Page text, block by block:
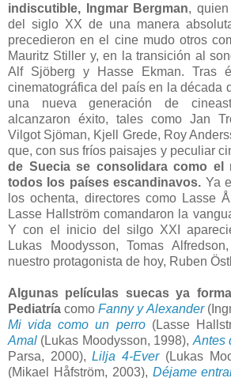
indiscutible, Ingmar Bergman,
del siglo XX de una manera
precedieron en el cine mudo otros
Mauritz Stiller y, en la transición al
Alf Sjöberg y Hasse Ekman. Tras
cinematográfica del país en la década
una nueva generación de
alcanzaron éxito, tales como Jan
Vilgot Sjöman, Kjell Grede, Roy
que, con sus fríos paisajes y peculiar
de Suecia se consolidara como el
todos los países escandinavos. Ya
los ochenta, directores como Lasse
Lasse Hallström comandaron la
Y con el inicio del silgo XXI
Lukas Moodysson, Tomas
nuestro protagonista de hoy, Ruben
Algunas películas suecas ya
PediatríacomoFanny y Alexander
Mi vida como un perro(Lasse
Amal (Lukas Moodysson, 1998), Antes
Parsa, 2000),Lilja 4-Ever (Lukas
(Mikael Håfström, 2003), Déjame